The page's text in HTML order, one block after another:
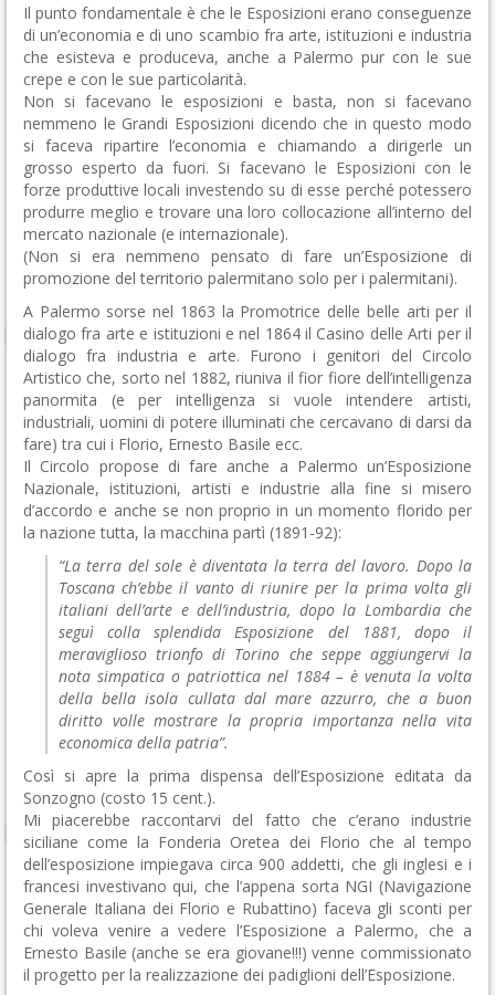
Il punto fondamentale è che le Esposizioni erano conseguenze
di un’economia e di uno scambio fra arte, istituzioni e industria
che esisteva e produceva, anche a Palermo pur con le sue
crepe e con le sue particolarità.
Non si facevano le esposizioni e basta, non si facevano
nemmeno le Grandi Esposizioni dicendo che in questo modo
si faceva ripartire l’economia e chiamando a dirigerle un
grosso esperto da fuori. Si facevano le Esposizioni con le
forze produttive locali investendo su di esse perché potessero
produrre meglio e trovare una loro collocazione all’interno del
mercato nazionale (e internazionale).
(Non si era nemmeno pensato di fare un’Esposizione di
promozione del territorio palermitano solo per i palermitani).
A Palermo sorse nel 1863 la Promotrice delle belle arti per il
dialogo fra arte e istituzioni e nel 1864 il Casino delle Arti per il
dialogo fra industria e arte. Furono i genitori del Circolo
Artistico che, sorto nel 1882, riuniva il fior fiore dell’intelligenza
panormita (e per intelligenza si vuole intendere artisti,
industriali, uomini di potere illuminati che cercavano di darsi da
fare) tra cui i Florio, Ernesto Basile ecc.
Il Circolo propose di fare anche a Palermo un’Esposizione
Nazionale, istituzioni, artisti e industrie alla fine si misero
d’accordo e anche se non proprio in un momento florido per
la nazione tutta, la macchina partì (1891-92):
“La terra del sole è diventata la terra del lavoro. Dopo la
Toscana ch’ebbe il vanto di riunire per la prima volta gli
italiani dell’arte e dell’industria, dopo la Lombardia che
seguì colla splendida Esposizione del 1881, dopo il
meraviglioso trionfo di Torino che seppe aggiungervi la
nota simpatica o patriottica nel 1884 – è venuta la volta
della bella isola cullata dal mare azzurro, che a buon
diritto volle mostrare la propria importanza nella vita
economica della patria”.
Così si apre la prima dispensa dell’Esposizione editata da
Sonzogno (costo 15 cent.).
Mi piacerebbe raccontarvi del fatto che c’erano industrie
siciliane come la Fonderia Oretea dei Florio che al tempo
dell’esposizione impiegava circa 900 addetti, che gli inglesi e i
francesi investivano qui, che l’appena sorta NGI (Navigazione
Generale Italiana dei Florio e Rubattino) faceva gli sconti per
chi voleva venire a vedere l’Esposizione a Palermo, che a
Ernesto Basile (anche se era giovane!!!) venne commissionato
il progetto per la realizzazione dei padiglioni dell’Esposizione.